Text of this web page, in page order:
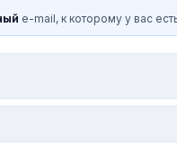
e-mail, к которому у вас